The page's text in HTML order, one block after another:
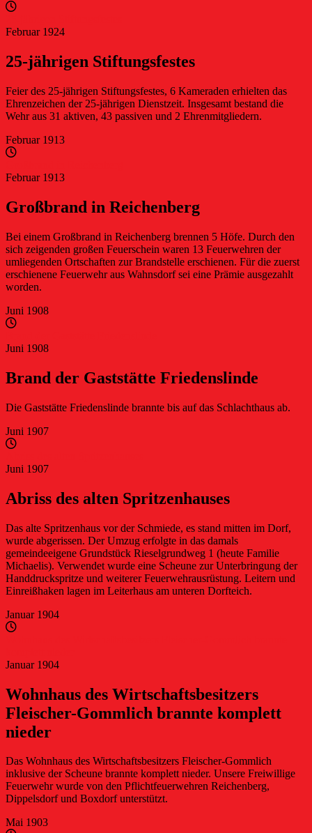
Februar 1924
25-jährigen Stiftungsfestes
Feier des 25-jährigen Stiftungsfestes, 6 Kameraden erhielten das
Ehrenzeichen der 25-jährigen Dienstzeit. Insgesamt bestand die
Wehr aus 31 aktiven, 43 passiven und 2 Ehrenmitgliedern.
Februar 1913
Februar 1913
Großbrand in Reichenberg
Bei einem Großbrand in Reichenberg brennen 5 Höfe. Durch den
sich zeigenden großen Feuerschein waren 13 Feuerwehren der
umliegenden Ortschaften zur Brandstelle erschienen. Für die zuerst
erschienene Feuerwehr aus Wahnsdorf sei eine Prämie ausgezahlt
worden.
Juni 1908
Juni 1908
Brand der Gaststätte Friedenslinde
Die Gaststätte Friedenslinde brannte bis auf das Schlachthaus ab.
Juni 1907
Juni 1907
Abriss des alten Spritzenhauses
Das alte Spritzenhaus vor der Schmiede, es stand mitten im Dorf,
wurde abgerissen. Der Umzug erfolgte in das damals
gemeindeeigene Grundstück Rieselgrundweg 1 (heute Familie
Michaelis). Verwendet wurde eine Scheune zur Unterbringung der
Handdruckspritze und weiterer Feuerwehrausrüstung. Leitern und
Einreißhaken lagen im Leiterhaus am unteren Dorfteich.
Januar 1904
Januar 1904
Wohnhaus des Wirtschaftsbesitzers
Fleischer-Gommlich brannte komplett
nieder
Das Wohnhaus des Wirtschaftsbesitzers Fleischer-Gommlich
inklusive der Scheune brannte komplett nieder. Unsere Freiwillige
Feuerwehr wurde von den Pflichtfeuerwehren Reichenberg,
Dippelsdorf und Boxdorf unterstützt.
Mai 1903